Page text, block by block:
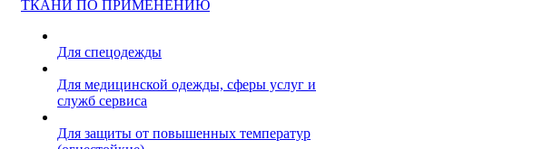
ТКАНИ ПО ПРИМЕНЕНИЮ
Для спецодежды
Для медицинской одежды, сферы услуг и
служб сервиса
Для защиты от повышенных температур